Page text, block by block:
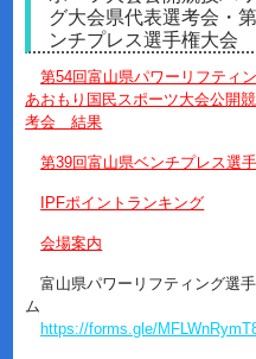
グ大会県代表選考会・
ンチプレス選手権大会
第54回富山県パワーリフティ
あおもり国民スポーツ大会公開
考会 結果
第39回富山県ベンチプレス選
IPFポイントランキング
会場案内
富山県パワーリフティング選
ム
https://forms.gle/